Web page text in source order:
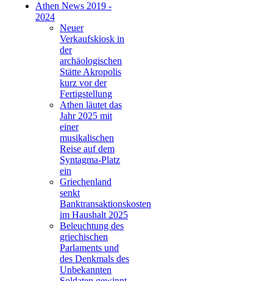
Athen News 2019 -
2024
Neuer
Verkaufskiosk in
der
archäologischen
Stätte Akropolis
kurz vor der
Fertigstellung
Athen läutet das
Jahr 2025 mit
einer
musikalischen
Reise auf dem
Syntagma-Platz
ein
Griechenland
senkt
Banktransaktionskosten
im Haushalt 2025
Beleuchtung des
griechischen
Parlaments und
des Denkmals des
Unbekannten